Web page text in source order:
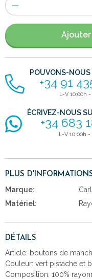
d'items
POUVONS-NOUS
+34 91
L-V 10:00h -
ÉCRIVEZ-NOUS
+34 683
L-V 10:00h -
PLUS
Marque:
Matériel:
DÉTAILS
Article: boutons de
Couleur: vert pistache et
Composition: 100%